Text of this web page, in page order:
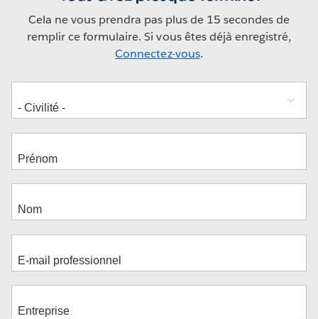
Cela ne vous prendra pas plus de 15 secondes de
remplir ce formulaire. Si vous êtes déjà enregistré,
Connectez-vous.